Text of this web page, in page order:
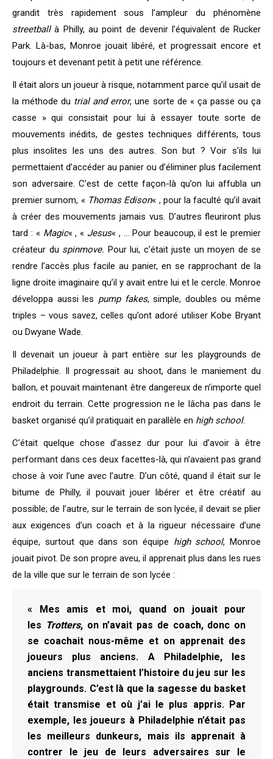
grandit très rapidement sous l’ampleur du phénomène
streetballà Philly, au point de devenir l’équivalent de Rucker
Park. Là-bas, Monroe jouait libéré, et progressait encore et
toujours et devenant petit à petit une référence.
Il était alors un joueur à risque, notamment parce qu’il usait de
la méthode du trial and error, une sorte de « ça passe ou ça
casse » qui consistait pour lui à essayer toute sorte de
mouvements inédits, de gestes techniques différents, tous
plus insolites les uns des autres. Son but ? Voir s’ils lui
permettaient d’accéder au panier ou d’éliminer plus facilement
son adversaire. C’est de cette façon-là qu’on lui affubla un
premier surnom, « Thomas Edison« , pour la faculté qu’il avait
à créer des mouvements jamais vus. D’autres fleuriront plus
tard : « Magic« , « Jesus« , … Pour beaucoup, il est le premier
créateur du spinmove. Pour lui, c’était juste un moyen de se
rendre l’accès plus facile au panier, en se rapprochant de la
ligne droite imaginaire qu’il y avait entre lui et le cercle. Monroe
développa aussi les pump fakes, simple, doubles ou même
triples – vous savez, celles qu’ont adoré utiliser Kobe Bryant
ou Dwyane Wade.
Il devenait un joueur à part entière sur les playgrounds de
Philadelphie. Il progressait au shoot, dans le maniement du
ballon, et pouvait maintenant être dangereux de n’importe quel
endroit du terrain. Cette progression ne le lâcha pas dans le
basket organisé qu’il pratiquait en parallèle en high school.
C’était quelque chose d’assez dur pour lui d’avoir à être
performant dans ces deux facettes-là, qui n’avaient pas grand
chose à voir l’une avec l’autre. D’un côté, quand il était sur le
bitume de Philly, il pouvait jouer libérer et être créatif au
possible; de l’autre, sur le terrain de son lycée, il devait se plier
aux exigences d’un coach et à la rigueur nécessaire d’une
équipe, surtout que dans son équipe high school, Monroe
jouait pivot. De son propre aveu, il apprenait plus dans les rues
de la ville que sur le terrain de son lycée :
« Mes amis et moi, quand on jouait pour
les Trotters, on n’avait pas de coach, donc on
se coachait nous-même et on apprenait des
joueurs plus anciens. A Philadelphie, les
anciens transmettaient l’histoire du jeu sur les
playgrounds. C’est là que la sagesse du basket
était transmise et où j’ai le plus appris. Par
exemple, les joueurs à Philadelphie n’était pas
les meilleurs dunkeurs, mais ils apprenait à
contrer le jeu de leurs adversaires sur le